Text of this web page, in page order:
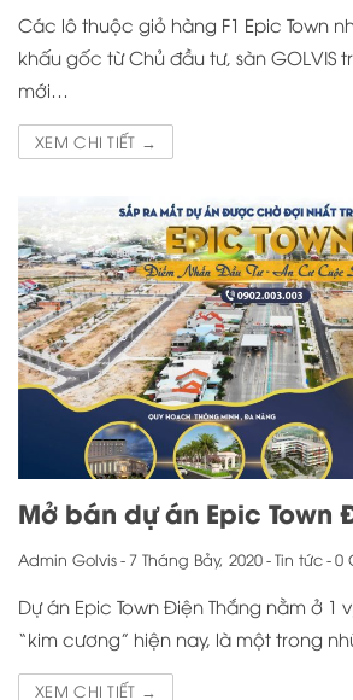
Các lô thuộc giỏ hàng F1 Epic Town
khấu gốc từ Chủ đầu tư, sàn GOLVIS
mới…
XEM CHI TIẾT →
Mở bán dự án Epic Town
Admin Golvis- 7 Tháng Bảy, 2020-Tin tức-0
Dự án Epic Town Điện Thắng nằm ở 1
“kim cương” hiện nay, là một trong
XEM CHI TIẾT →